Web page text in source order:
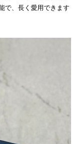
で、長く愛用できます